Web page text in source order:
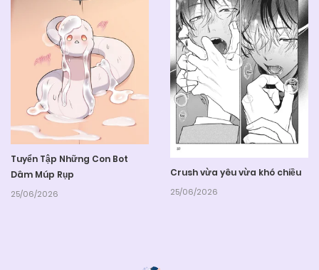
Tuyển Tập Những Con Bot
Dâm Múp Rụp
25/06/2026
Crush vừa yêu vừa khó chiều
25/06/2026